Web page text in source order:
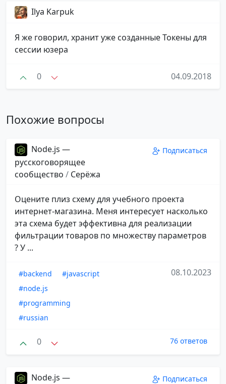
Ilya Karpuk
Я же говорил, хранит уже созданные Токены для
сессии юзера
0 04.09.2018
Похожие вопросы
Node.js —
русскоговорящее
сообщество / Серёжа
Подписаться
Оцените плиз схему для учебного проекта
интернет-магазина. Меня интересует насколько
эта схема будет эффективна для реализации
фильтрации товаров по множеству параметров
? У ...
#backend
#javascript
#node.js
#programming
#russian
08.10.2023
0 76 ответов
Node.js —
Подписаться